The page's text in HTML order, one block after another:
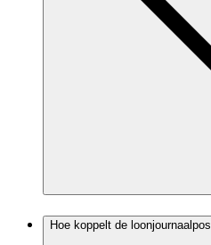
Hoe koppelt de